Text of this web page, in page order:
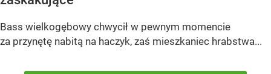
Bass wielkogębowy chwycił w pewnym momencie
za przynętę nabitą na haczyk, zaś mieszkaniec hrabstwa...